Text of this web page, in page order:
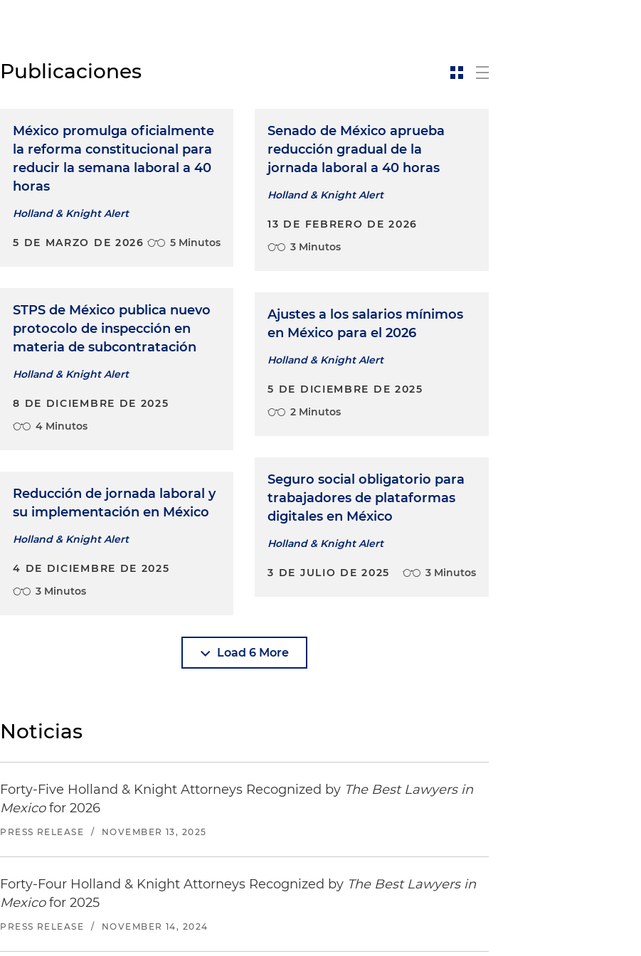
Publicaciones
México promulga oficialmente
la reforma constitucional para
reducir la semana laboral a 40
horas
Holland & Knight Alert
5 DE MARZO DE 2026 5 Minutos
STPS de México publica nuevo
protocolo de inspección en
materia de subcontratación
Holland & Knight Alert
8 DE DICIEMBRE DE 2025
4 Minutos
Reducción de jornada laboral y
su implementación en México
Holland & Knight Alert
4 DE DICIEMBRE DE 2025
3 Minutos
Senado de México aprueba
reducción gradual de la
jornada laboral a 40 horas
Holland & Knight Alert
13 DE FEBRERO DE 2026
3 Minutos
Ajustes a los salarios mínimos
en México para el 2026
Holland & Knight Alert
5 DE DICIEMBRE DE 2025
2 Minutos
Seguro social obligatorio para
trabajadores de plataformas
digitales en México
Holland & Knight Alert
3 DE JULIO DE 2025 3 Minutos
Load 6 More
Noticias
Forty-Five Holland & Knight Attorneys Recognized by The Best Lawyers in
Mexicofor 2026
PRESS RELEASE / NOVEMBER 13, 2025
Forty-Four Holland & Knight Attorneys Recognized by The Best Lawyers in
Mexicofor 2025
PRESS RELEASE / NOVEMBER 14, 2024